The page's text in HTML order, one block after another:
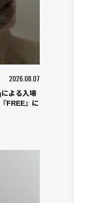
2026.08.07
よる入場
FREE』に